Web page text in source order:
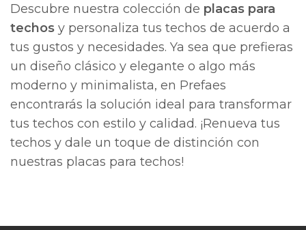
Descubre nuestra colección de placas para
techos y personaliza tus techos de acuerdo a
tus gustos y necesidades. Ya sea que prefieras
un diseño clásico y elegante o algo más
moderno y minimalista, en Prefaes
encontrarás la solución ideal para transformar
tus techos con estilo y calidad. ¡Renueva tus
techos y dale un toque de distinción con
nuestras placas para techos!